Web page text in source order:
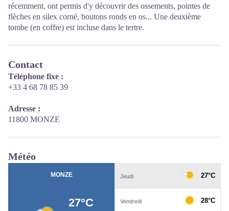
récemment, ont permis d'y découvrir des ossements, pointes de
flèches en silex corné, boutons ronds en os... Une deuxième
tombe (en coffre) est incluse dans le tertre.
Contact
Téléphone fixe :
+33 4 68 78 85 39
Adresse :
11800 MONZE
Météo